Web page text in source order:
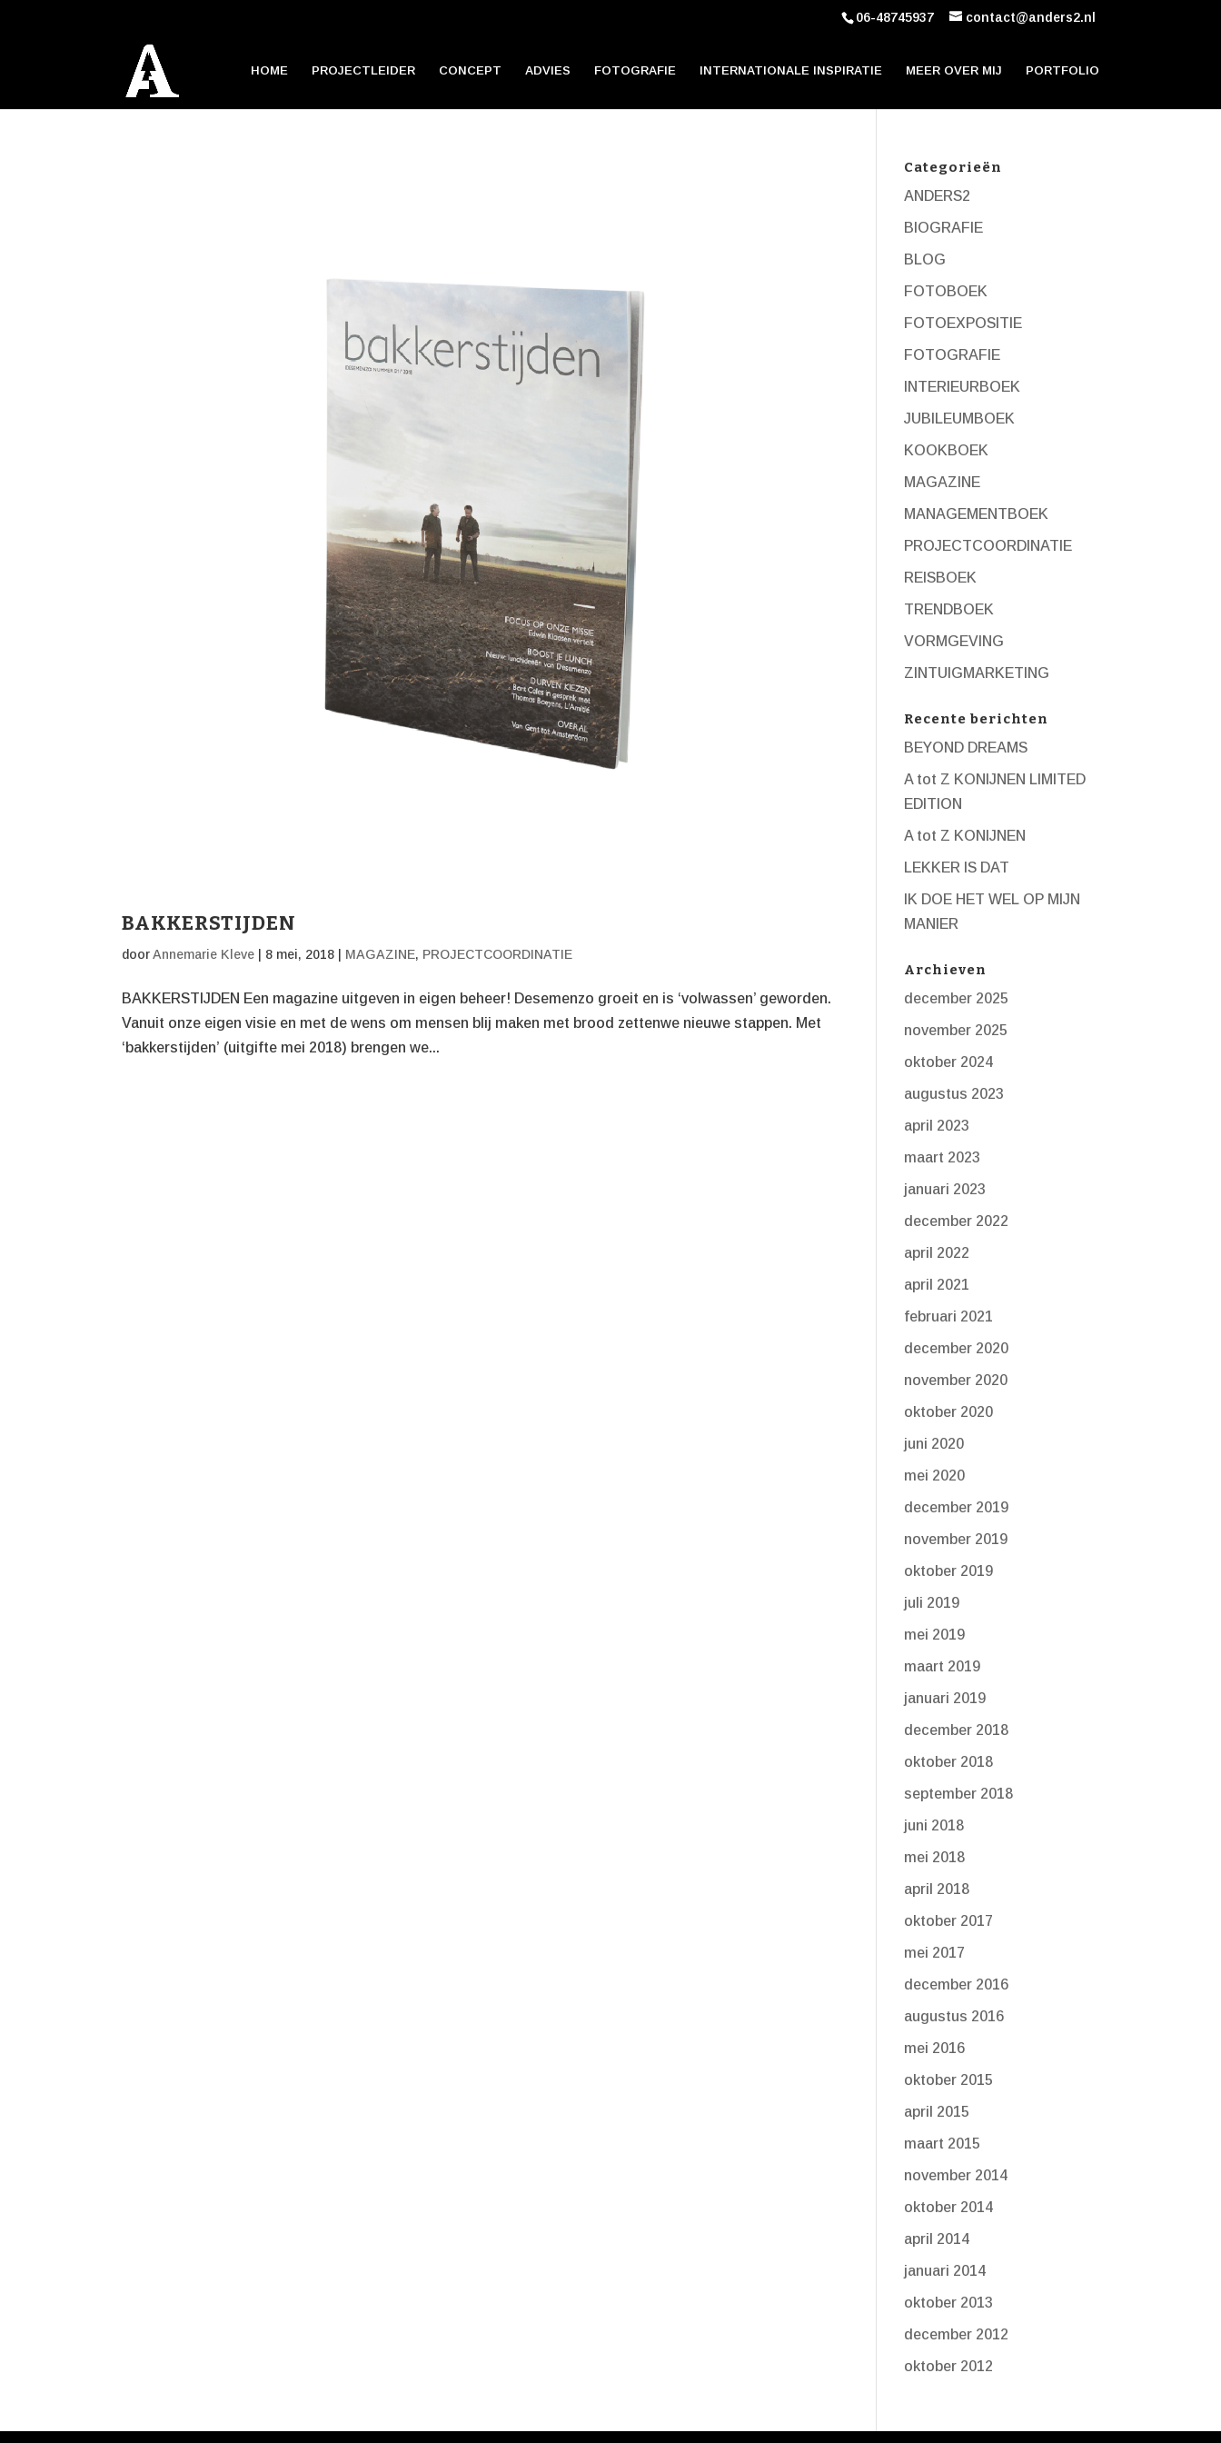
06-48745937 contact@anders2.nl
HOME PROJECTLEIDER CONCEPT ADVIES FOTOGRAFIE INTERNATIONALE INSPIRATIE MEER OVER MIJ PORTFOLIO
BAKKERSTIJDEN
doorAnnemarie Kleve 8 mei, 2018 MAGAZINE, PROJECTCOORDINATIE
BAKKERSTIJDEN Een magazine uitgeven in eigen beheer! Desemenzo groeit en is ‘volwassen’ geworden.
Vanuit onze eigen visie en met de wens om mensen blij maken met brood zettenwe nieuwe stappen. Met
‘bakkerstijden’ (uitgifte mei 2018) brengen we...
Categorieën
ANDERS2
BIOGRAFIE
BLOG
FOTOBOEK
FOTOEXPOSITIE
FOTOGRAFIE
INTERIEURBOEK
JUBILEUMBOEK
KOOKBOEK
MAGAZINE
MANAGEMENTBOEK
PROJECTCOORDINATIE
REISBOEK
TRENDBOEK
VORMGEVING
ZINTUIGMARKETING
Recente berichten
BEYOND DREAMS
A tot Z KONIJNEN LIMITED
EDITION
A tot Z KONIJNEN
LEKKER IS DAT
IK DOE HET WEL OP MIJN
MANIER
Archieven
december 2025
november 2025
oktober 2024
augustus 2023
april 2023
maart 2023
januari 2023
december 2022
april 2022
april 2021
februari 2021
december 2020
november 2020
oktober 2020
juni 2020
mei 2020
december 2019
november 2019
oktober 2019
juli 2019
mei 2019
maart 2019
januari 2019
december 2018
oktober 2018
september 2018
juni 2018
mei 2018
april 2018
oktober 2017
mei 2017
december 2016
augustus 2016
mei 2016
oktober 2015
april 2015
maart 2015
november 2014
oktober 2014
april 2014
januari 2014
oktober 2013
december 2012
oktober 2012